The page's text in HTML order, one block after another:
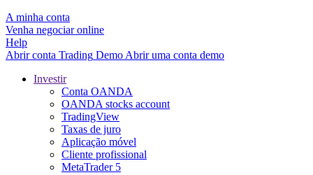
A minha conta
Venha negociar online
Help
Abrir conta Trading Demo Abrir uma conta demo
Investir
Conta OANDA
OANDA stocks account
TradingView
Taxas de juro
Aplicação móvel
Cliente profissional
MetaTrader 5